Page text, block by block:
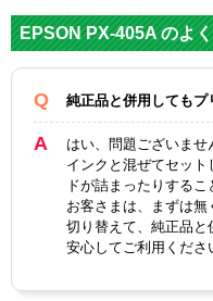
EPSON PX-405A のよ
純正品と併用してもプ
はい、問題ございま
インクと混ぜてセッ
ドが詰まったりする
お客さまは、まずは
切り替えて、純正品と
安心してご利用くださ